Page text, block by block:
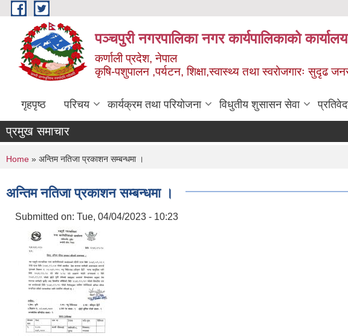
Skip to main content
पञ्चपुरी नगरपालिका नगर कार्यपालिकाको कार्यालय
कर्णाली प्रदेश, नेपाल
कृषि-पशुपालन ,पर्यटन, शिक्षा,स्वास्थ्य तथा स्वरोजगारः सुदृढ
गृहपृष्ठ परिचय कार्यक्रम तथा परियोजना विधुतीय शुसासन सेवा
प्रमुख समाचार
You are here
Home » अन्तिम नतिजा प्रकाशन सम्बन्धमा ।
अन्तिम नतिजा प्रकाशन सम्बन्धमा ।
Submitted on: Tue, 04/04/2023 - 10:23